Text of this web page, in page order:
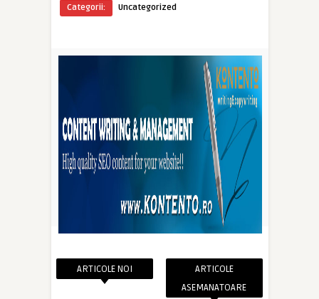
Categorii: Uncategorized
ARTICOLE NOI
ARTICOLE
ASEMANATOARE